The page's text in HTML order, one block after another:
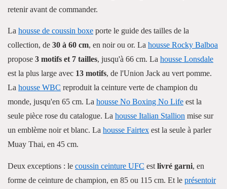
retenir avant de commander.
La housse de coussin boxe porte le guide des tailles de la
collection, de 30 à 60 cm, en noir ou or. La housse Rocky Balboa
propose 3 motifs et 7 tailles, jusqu'à 66 cm. La housse Lonsdale
est la plus large avec 13 motifs, de l'Union Jack au vert pomme.
La housse WBC reproduit la ceinture verte de champion du
monde, jusqu'en 65 cm. La housse No Boxing No Life est la
seule pièce rose du catalogue. La housse Italian Stallion mise sur
un emblème noir et blanc. La housse Fairtex est la seule à parler
Muay Thai, en 45 cm.
Deux exceptions : le coussin ceinture UFC est livré garni, en
forme de ceinture de champion, en 85 ou 115 cm. Et le présentoir